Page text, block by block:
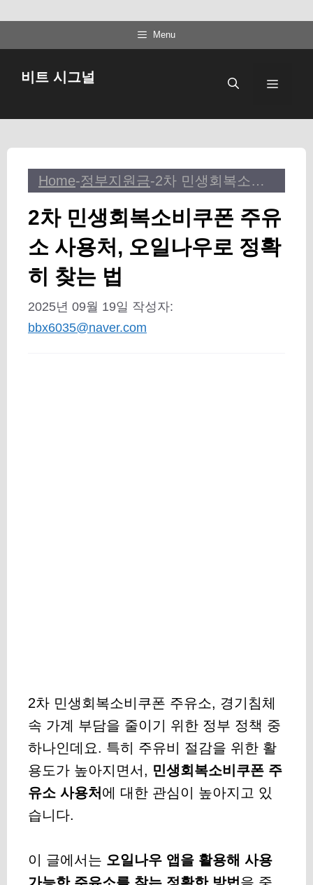
텐
뛰
Menu
비트 시그널 메
Home-정부지원금- 2차 민생회복소비쿠폰 주유소 사용처, 오일나우로 정확히 찾는 법
2차 민생회복소비쿠폰 주유
소 사용처, 오일나우로 정확
히 찾는 법
2025년 09월 19일 작성자:
bbx6035@naver.com
2차 민생회복소비쿠폰 주유소, 경기침체
속 가계 부담을 줄이기 위한 정부 정책 중
하나인데요. 특히 주유비 절감을 위한 활
용도가 높아지면서, 민생회복소비쿠폰 주
유소 사용처 에 대한 관심이 높아지고 있
습니다.
이 글에서는 오일나우 앱을 활용해 사용